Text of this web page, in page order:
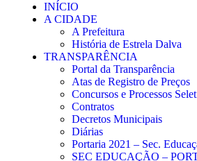
INÍCIO
A CIDADE
A Prefeitura
História de Estrela Dalva
TRANSPARÊNCIA
Portal da Transparência
Atas de Registro de Preços
Concursos e Processos
Contratos
Decretos Municipais
Diárias
Portaria 2021 – Sec.
SEC EDUCAÇÃO –